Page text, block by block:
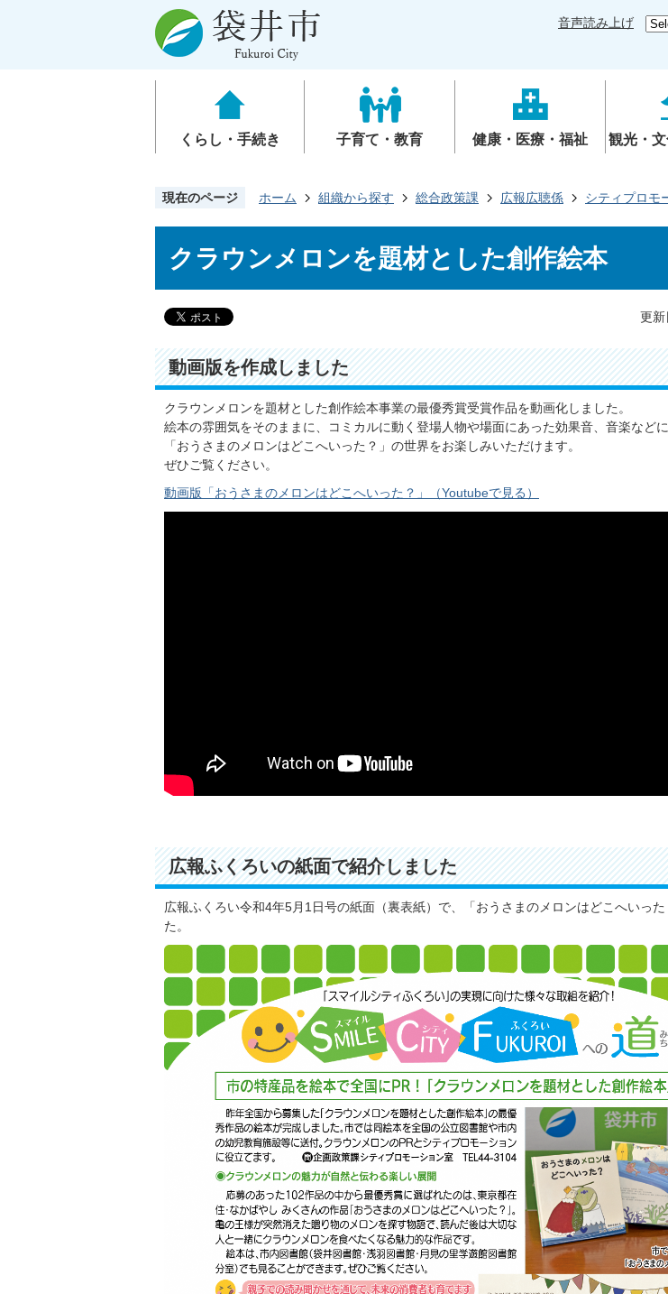
音声読み上げ
くらし・手続き 子育て・教育 健康・医療・福祉 観光・
現在のページ ホーム 組織から探す 総合政策課 広報広聴係 シティプロモ
クラウンメロンを題材とした創作絵本
更新
動画版を作成しました
クラウンメロンを題材とした創作絵本事業の最優秀賞受賞作品を動画化しました。
絵本の雰囲気をそのままに、コミカルに動く登場人物や場面にあった効果音、音楽など
「おうさまのメロンはどこへいった？」の世界をお楽しみいただけます。
ぜひご覧ください。
動画版「おうさまのメロンはどこへいった？」（Youtubeで見る）
広報ふくろいの紙面で紹介しました
広報ふくろい令和4年5月1日号の紙面（裏表紙）で、「おうさまのメロンはどこへいっ
た。